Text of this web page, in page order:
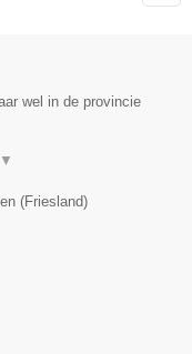
wel in de provincie
▼
(Friesland)